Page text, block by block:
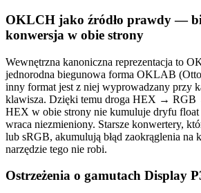
OKLCH jako źródło prawdy —
konwersja w obie strony
Wewnętrzna kanoniczna reprezentacja to
jednorodna biegunowa forma OKLAB
inny format jest z niej wyprowadzany przy
klawisza. Dzięki temu droga HEX →
HEX w obie strony nie kumuluje dryfu
wraca niezmieniony. Starsze konwertery,
lub sRGB, akumulują błąd zaokrąglenia na
narzędzie tego nie robi.
Ostrzeżenia o gamutach Display